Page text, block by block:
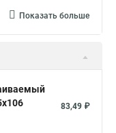
Показать больше
83,49 ₽